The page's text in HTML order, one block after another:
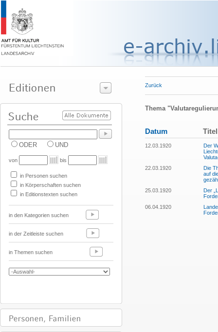
ODER UND
von bis
in Personen suchen
in Körperschaften suchen
in Editionstexten suchen
in den Kategorien suchen
in der Zeitleiste suchen
in Themen suchen
Zurück
Thema
Datum Titel
12.03.1920
Der
22.03.1920
Die
auf
25.03.1920
Der
06.04.1920